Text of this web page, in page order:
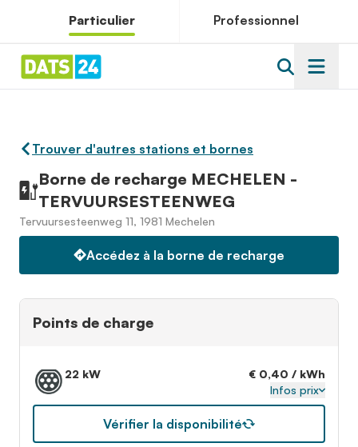
Particulier Professionnel
Trouver d'autres stations et bornes
Borne de recharge MECHELEN -
TERVUURSESTEENWEG
Tervuursesteenweg 11, 1981 Mechelen
Accédez à la borne de recharge
Points de charge
22 kW
€ 0,40 / kWh
Infos prix
Vérifier la disponibilité